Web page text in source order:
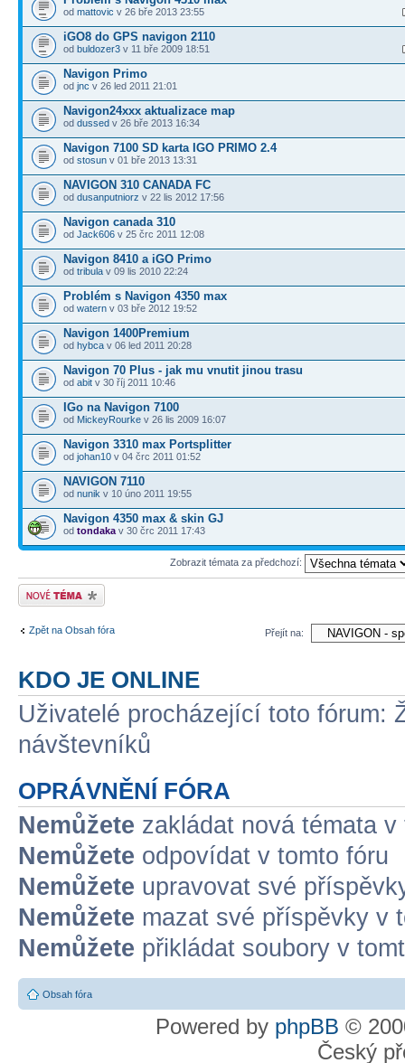
od mattovic v 26 bře 2013 23:55
iGO8 do GPS navigon 2110
od buldozer3 v 11 bře 2009 18:51
Navigon Primo
od jnc v 26 led 2011 21:01
Navigon24xxx aktualizace map
od dussed v 26 bře 2013 16:34
Navigon 7100 SD karta IGO PRIMO 2.4
od stosun v 01 bře 2013 13:31
NAVIGON 310 CANADA FC
od dusanputniorz v 22 lis 2012 17:56
Navigon canada 310
od Jack606 v 25 črc 2011 12:08
Navigon 8410 a iGO Primo
od tribula v 09 lis 2010 22:24
Problém s Navigon 4350 max
od watern v 03 bře 2012 19:52
Navigon 1400Premium
od hybca v 06 led 2011 20:28
Navigon 70 Plus - jak mu vnutit jinou trasu
od abit v 30 říj 2011 10:46
IGo na Navigon 7100
od MickeyRourke v 26 lis 2009 16:07
Navigon 3310 max Portsplitter
od johan10 v 04 črc 2011 01:52
NAVIGON 7110
od nunik v 10 úno 2011 19:55
Navigon 4350 max & skin GJ
od tondaka v 30 črc 2011 17:43
Zobrazit témata za předchozí:
Odeslat nové téma
Zpět na Obsah fóra Přejít na:
KDO JE ONLINE
Uživatelé procházející toto fórum:
návštevníků
OPRÁVNĚNÍ FÓRA
Nemůžete zakládat nová témata v
Nemůžete odpovídat v tomto fóru
Nemůžete upravovat své
Nemůžete mazat své příspěvky v
Nemůžete přikládat soubory v
Obsah fóra
Powered by phpBB ©
Český